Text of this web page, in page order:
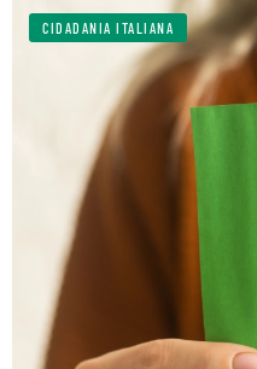
CIDADANIA ITALIANA